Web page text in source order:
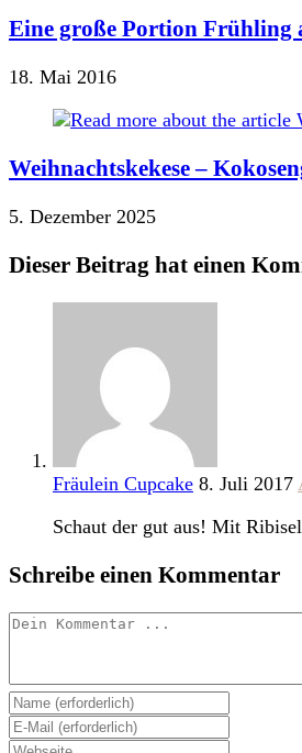
Eine große Portion Frühling
18. Mai 2016
Weihnachtskekese –
5. Dezember 2025
Dieser Beitrag hat einen
Fräulein Cupcake 8. Juli 2017
Schaut der gut aus! Mit
Schreibe einen Kommentar
Kommentieren
Gib
deinen
Namen
Gib
deine
Gib